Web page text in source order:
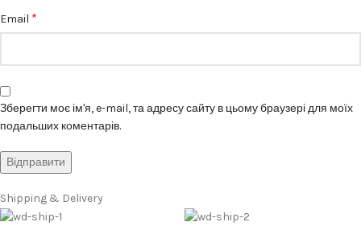
Email *
Зберегти моє ім'я, e-mail, та адресу сайту в цьому браузері для моїх
подальших коментарів.
Shipping & Delivery